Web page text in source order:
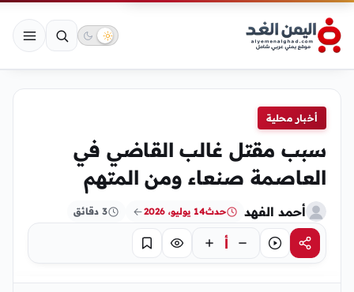
أخبار محلية
سبب مقتل غالب القاضي في
العاصمة صنعاء ومن المتهم
أحمد الفهد حدث14 يوليو، 2026 3 دقائق
مشاركةاستماع أ تركيز حفظ